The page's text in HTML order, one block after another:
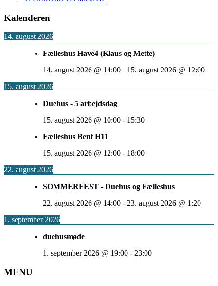
Kalenderen
14. august 2026
Fælleshus Have4 (Klaus og Mette)
14. august 2026 @ 14:00 - 15. august 2026 @ 12:00
15. august 2026
Duehus - 5 arbejdsdag
15. august 2026 @ 10:00 - 15:30
Fælleshus Bent H11
15. august 2026 @ 12:00 - 18:00
22. august 2026
SOMMERFEST - Duehus og Fælleshus
22. august 2026 @ 14:00 - 23. august 2026 @ 1:20
1. september 2026
duehusmøde
1. september 2026 @ 19:00 - 23:00
MENU